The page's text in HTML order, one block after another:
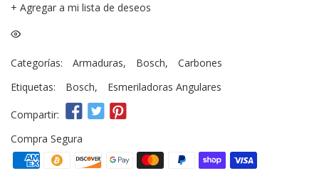
+ Agregar a mi lista de deseos
Categorías: Armaduras, Bosch,
Carbones
Etiquetas:
Bosch, Esmeriladoras Angulares
Compartir:
Compra Segura